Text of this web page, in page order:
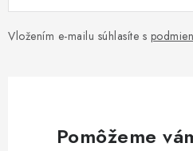
Vložením e-mailu súhlasíte s
Pomôžeme